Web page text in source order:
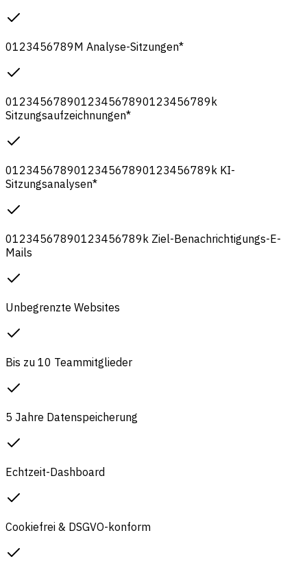
0123456789M Analyse-Sitzungen*
012345678901234567890123456789 k
Sitzungsaufzeichnungen*
012345678901234567890123456789 k KI-
Sitzungsanalysen*
01234567890123456789 k Ziel-Benachrichtigungs-E-
Mails
Unbegrenzte Websites
Bis zu 10 Teammitglieder
5 Jahre Datenspeicherung
Echtzeit-Dashboard
Cookiefrei & DSGVO-konform